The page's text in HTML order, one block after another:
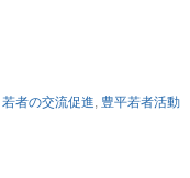
若者の交流促進, 豊平若者活動